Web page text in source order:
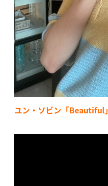
ユン・ソビン「Beautiful」